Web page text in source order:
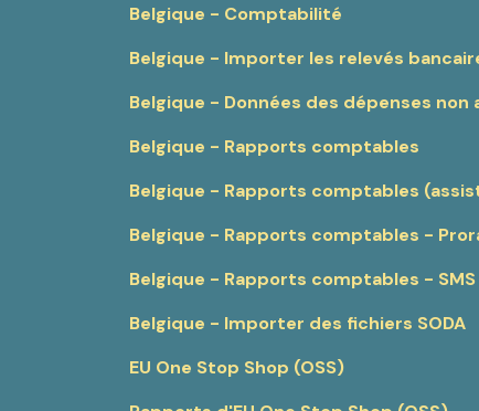
Belgique - Comptabilité
Belgique - Importer les relevés
Belgique - Données des dépenses non
Belgique - Rapports comptables
Belgique - Rapports comptables
Belgique - Rapports comptables -
Belgique - Rapports comptables - SMS
Belgique - Importer des fichiers SODA
EU One Stop Shop (OSS)